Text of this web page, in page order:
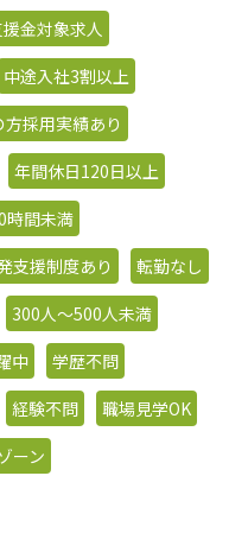
金対象求人
中途入社3割以上
方採用実績あり
年間休日120日以上
時間未満
支援制度あり
転勤なし
300人〜500人未満
中
学歴不問
経験不問
職場見学OK
ーン